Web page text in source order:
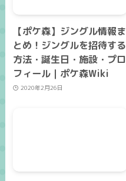
【ポケ森】ジングル情報ま
とめ！ジングルを招待する
方法・誕生日・施設・プロ
フィール｜ポケ森Wiki
2020年2月26日